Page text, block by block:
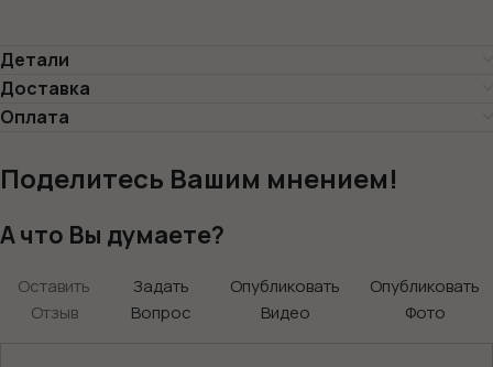
Детали
Доставка
Оплата
Поделитесь Вашим мнением!
А что Вы думаете?
Оставить
Отзыв
Задать
Вопрос
Опубликовать
Видео
Опубликовать
Фото